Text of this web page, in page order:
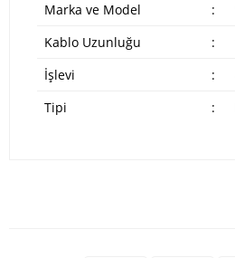
Marka ve Model :
Kablo Uzunluğu
:
İşlevi
:
Tipi
: